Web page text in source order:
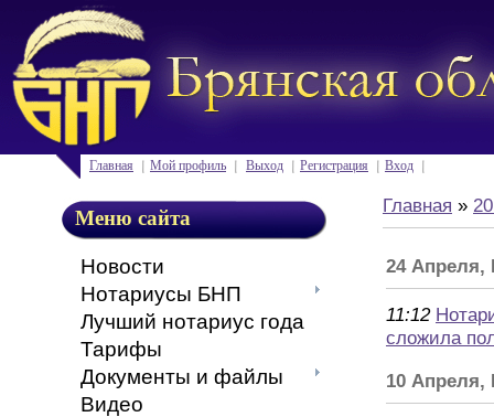
Главная Мой профиль Выход Регистрация Вход
Меню сайта
Новости
Нотариусы БНП
Лучший нотариус года
Тарифы
Документы и файлы
Видео
Главная »
24 Апреля,
11:12
сложила
10 Апреля,